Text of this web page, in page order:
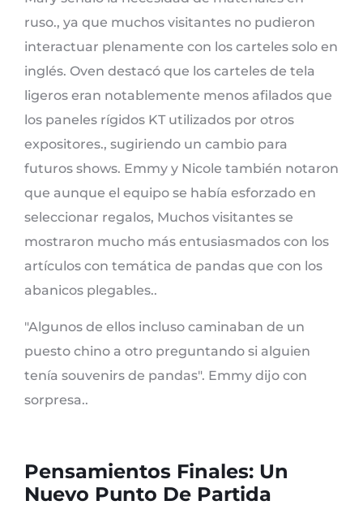
ruso., ya que muchos visitantes no pudieron
interactuar plenamente con los carteles solo en
inglés. Oven destacó que los carteles de tela
ligeros eran notablemente menos afilados que
los paneles rígidos KT utilizados por otros
expositores., sugiriendo un cambio para
futuros shows. Emmy y Nicole también notaron
que aunque el equipo se había esforzado en
seleccionar regalos, Muchos visitantes se
mostraron mucho más entusiasmados con los
artículos con temática de pandas que con los
abanicos plegables..
"Algunos de ellos incluso caminaban de un
puesto chino a otro preguntando si alguien
tenía souvenirs de pandas". Emmy dijo con
sorpresa..
Pensamientos Finales: Un
Nuevo Punto De Partida